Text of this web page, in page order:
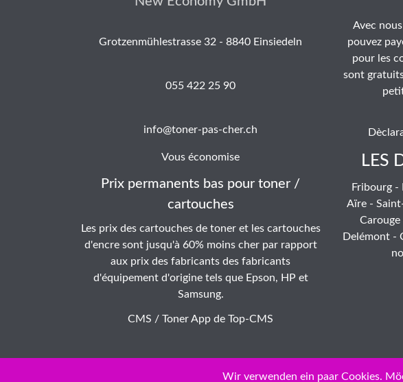
Grotzenmühlestrasse 32 - 8840 Einsiedeln
055 422 25 90
info@toner-pas-cher.ch
Vous économise
Prix permanents bas pour toner /
cartouches
Les prix des cartouches de toner et les cartouches
d'encre sont jusqu'à 60% moins cher par rapport
aux prix des fabricants des fabricants
d'équipement d'origine tels que Epson, HP et
Samsung.
CMS / Toner App de Top-CMS
Avec
pouvez
pour les
sont
LES
Fribourg -
Aïre -
Delémont -
Wir verwenden ein paar Cookies.